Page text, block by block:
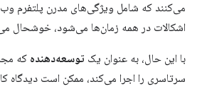
می‌کنند که شامل ویژگی‌های مدرن پلتفرم
اشکالات در همه زمان‌ها می‌شود، خوشحال
با این حال، به عنوان یک توسعه‌دهنده که
سرتاسری را اجرا می‌کند، ممکن است دیدگاه